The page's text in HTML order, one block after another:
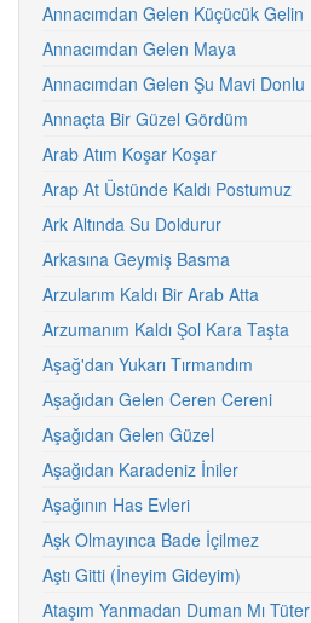
Annacımdan Gelen Küçücük Gelin
Annacımdan Gelen Maya
Annacımdan Gelen Şu Mavi Donlu
Annaçta Bir Güzel Gördüm
Arab Atım Koşar Koşar
Arap At Üstünde Kaldı Postumuz
Ark Altında Su Doldurur
Arkasına Geymiş Basma
Arzularım Kaldı Bir Arab Atta
Arzumanım Kaldı Şol Kara Taşta
Aşağ'dan Yukarı Tırmandım
Aşağıdan Gelen Ceren Cereni
Aşağıdan Gelen Güzel
Aşağıdan Karadeniz İniler
Aşağının Has Evleri
Aşk Olmayınca Bade İçilmez
Aştı Gitti (İneyim Gideyim)
Ataşım Yanmadan Duman Mı Tüter